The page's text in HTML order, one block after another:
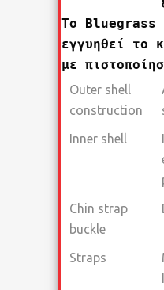
To Bluegrass
εγγυηθεί το
με
Outer shell
construction
Inner shell
Chin strap
buckle
Straps